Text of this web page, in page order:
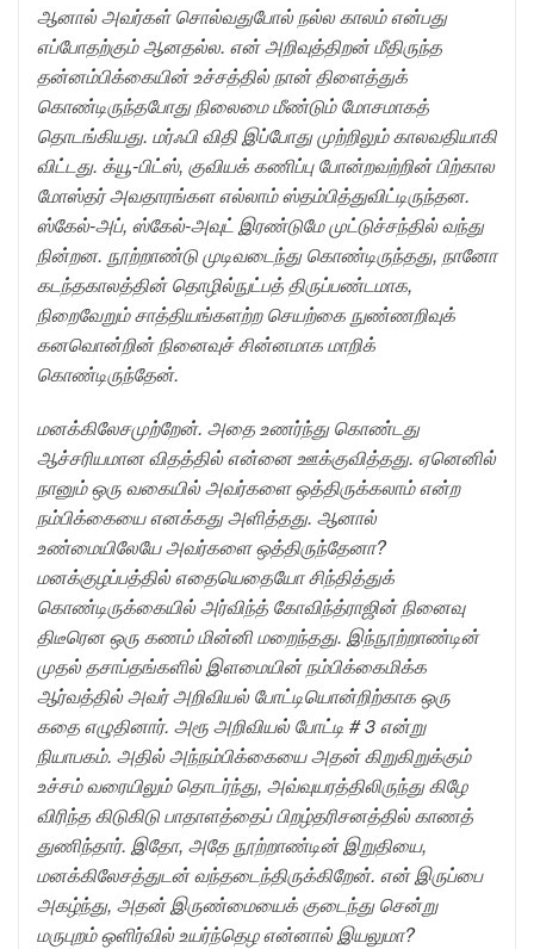
ஆனால் அவர்கள் சொல்வதுபோல் நல்ல காலம் என்பது
எப்போதற்கும் ஆனதல்ல. என் அறிவுத்திறன் மீதிருந்த
தன்னம்பிக்கையின் உச்சத்தில் நான் திளைத்துக்
கொண்டிருந்தபோது நிலைமை மீண்டும் மோசமாகத்
தொடங்கியது. மர்ஃபி விதி இப்போது முற்றிலும் காலவதியாகி
விட்டது. க்யூ-பிட்ஸ், குவியக் கணிப்பு போன்றவற்றின் பிற்கால
மோஸ்தர் அவதாரங்கள எல்லாம் ஸ்தம்பித்துவிட்டிருந்தன.
ஸ்கேல்-அப், ஸ்கேல்-அவுட் இரண்டுமே முட்டுச்சந்தில் வந்து
நின்றன. நூற்றாண்டு முடிவடைந்து கொண்டிருந்தது, நானோ
கடந்தகாலத்தின் தொழில்நுட்பத் திருப்பண்டமாக,
நிறைவேறும் சாத்தியங்களற்ற செயற்கை நுண்ணறிவுக்
கனவொன்றின் நினைவுச் சின்னமாக மாறிக்
கொண்டிருந்தேன்.
மனக்கிலேசமுற்றேன். அதை உணர்ந்து கொண்டது
ஆச்சரியமான விதத்தில் என்னை ஊக்குவித்தது. ஏனெனில்
நானும் ஒரு வகையில் அவர்களை ஒத்திருக்கலாம் என்ற
நம்பிக்கையை எனக்கது அளித்தது. ஆனால்
உண்மையிலேயே அவர்களை ஒத்திருந்தேனா?
மனக்குழப்பத்தில் எதையெதையோ சிந்தித்துக்
கொண்டிருக்கையில் அர்விந்த் கோவிந்த்ராஜின் நினைவு
திடீரென ஒரு கணம் மின்னி மறைந்தது. இந்நூற்றாண்டின்
முதல் தசாப்தங்களில் இளமையின் நம்பிக்கைமிக்க
ஆர்வத்தில் அவர் அறிவியல் போட்டியொன்றிற்காக ஒரு
கதை எழுதினார். அரூ அறிவியல் போட்டி # 3 என்று
நியாபகம். அதில் அந்நம்பிக்கையை அதன் கிறுகிறுக்கும்
உச்சம் வரையிலும் தொடர்ந்து, அவ்வுயரத்திலிருந்து கிழே
விரிந்த கிடுகிடு பாதாளத்தைப் பிறழ்தரிசனத்தில் காணத்
துணிந்தார். இதோ, அதே நூற்றாண்டின் இறுதியை,
மனக்கிலேசத்துடன் வந்தடைந்திருக்கிறேன். என் இருப்பை
அகழ்ந்து, அதன் இருண்மையைக் குடைந்து சென்று
மருபுறம் ஒளிர்வில் உயர்ந்தெழ என்னால் இயலுமா?